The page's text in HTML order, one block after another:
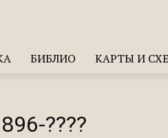
БИБЛИО КАРТЫ И
????